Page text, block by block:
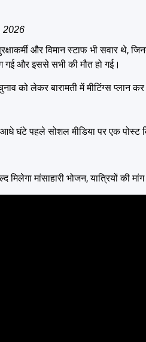
2026
और विमान स्टाफ भी सवार थे,
गई और इससे सभी की मौत हो गई।
को लेकर बारामती में मीटिंग्स प्लान
घंटे पहले सोशल मीडिया पर एक पोस्ट
मांसाहारी भोजन, यात्रियों की मांग